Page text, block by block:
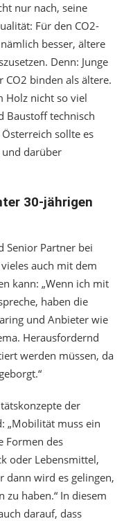
nur nach, seine
Für den CO2-
besser, ältere
Denn: Junge
CO2 binden als ältere.
Holz nicht so viel
Baustoff technisch
sollte es
darüber
30-jährigen
Senior Partner bei
auch mit dem
kann: „Wenn ich mit
haben die
und Anbieter wie
Herausfordernd
werden müssen, da
der
„Mobilität muss ein
Formen des
oder Lebensmittel,
dann wird es gelingen,
zu haben.“ In diesem
darauf, dass